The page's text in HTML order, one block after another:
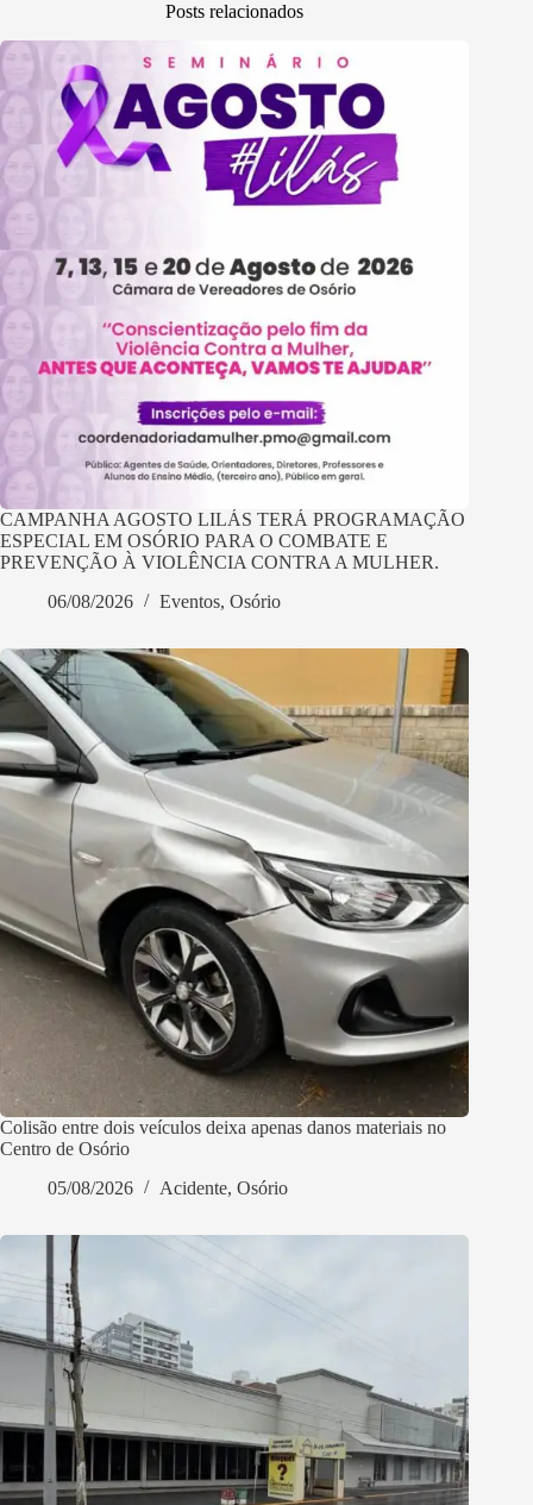
Posts relacionados
CAMPANHA AGOSTO LILÁS TERÁ PROGRAMAÇÃO
ESPECIAL EM OSÓRIO PARA O COMBATE E
PREVENÇÃO À VIOLÊNCIA CONTRA A MULHER.
06/08/2026
Eventos, Osório
Colisão entre dois veículos deixa apenas danos materiais no
Centro de Osório
05/08/2026
Acidente, Osório